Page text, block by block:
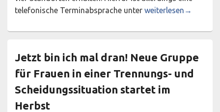
telefonische Terminabsprache unter Beratungsstellen für
weiterlesen →
Jetzt bin ich mal dran! Neue Gruppe
für Frauen in einer Trennungs- und
Scheidungssituation startet im
Herbst